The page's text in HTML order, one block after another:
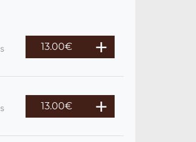
13.00€
13.00€